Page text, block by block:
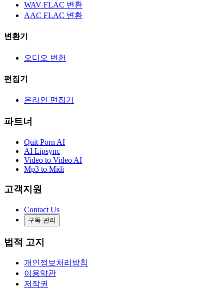
WAV FLAC 변환
AAC FLAC 변환
변환기
오디오 변환
편집기
온라인 편집기
파트너
Quit Porn AI
AI Lipsync
Video to Video AI
Mp3 to Midi
고객지원
Contact Us
구독 관리
법적 고지
개인정보처리방침
이용약관
저작권